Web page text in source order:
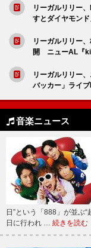
リーガルリリー
すとダイヤモン
リーガルリリー
開 ニューAL『
リーガルリリー
バッカー」ライ
音楽ニュース
日”という「888」が並ぶ
日に行われ … 続きを読む